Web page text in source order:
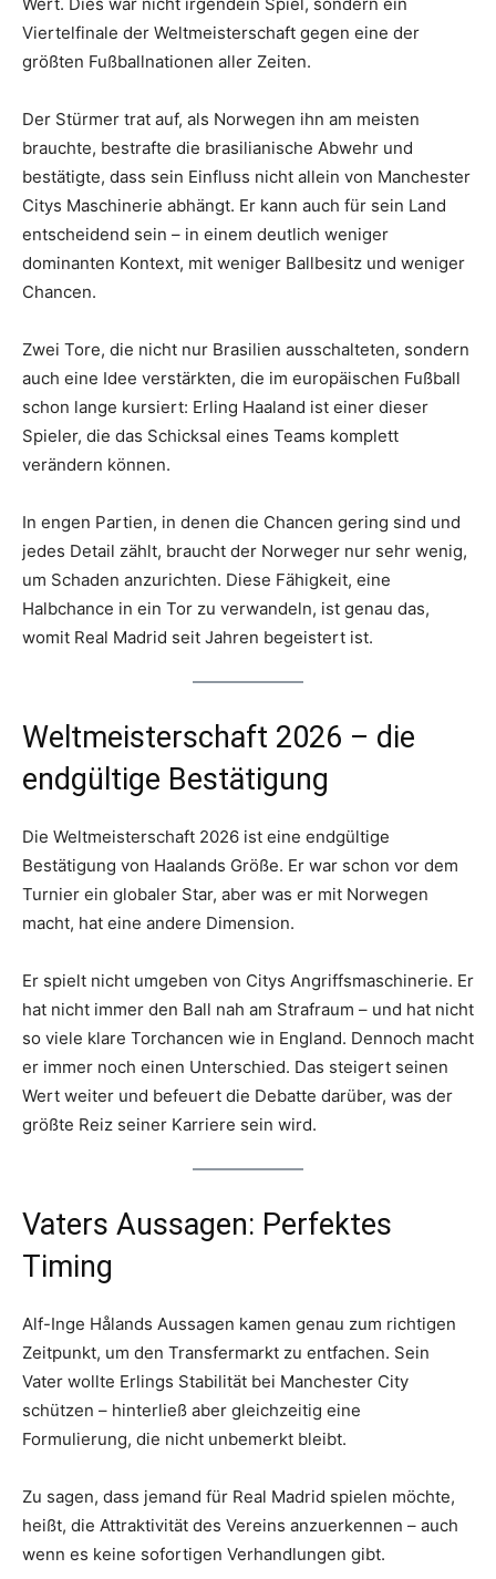
Viertelfinale der Weltmeisterschaft gegen eine der
größten Fußballnationen aller Zeiten.
Der Stürmer trat auf, als Norwegen ihn am meisten
brauchte, bestrafte die brasilianische Abwehr und
bestätigte, dass sein Einfluss nicht allein von Manchester
Citys Maschinerie abhängt. Er kann auch für sein Land
entscheidend sein – in einem deutlich weniger
dominanten Kontext, mit weniger Ballbesitz und weniger
Chancen.
Zwei Tore, die nicht nur Brasilien ausschalteten, sondern
auch eine Idee verstärkten, die im europäischen Fußball
schon lange kursiert: Erling Haaland ist einer dieser
Spieler, die das Schicksal eines Teams komplett
verändern können.
In engen Partien, in denen die Chancen gering sind und
jedes Detail zählt, braucht der Norweger nur sehr wenig,
um Schaden anzurichten. Diese Fähigkeit, eine
Halbchance in ein Tor zu verwandeln, ist genau das,
womit Real Madrid seit Jahren begeistert ist.
Weltmeisterschaft 2026 – die
endgültige Bestätigung
Die Weltmeisterschaft 2026 ist eine endgültige
Bestätigung von Haalands Größe. Er war schon vor dem
Turnier ein globaler Star, aber was er mit Norwegen
macht, hat eine andere Dimension.
Er spielt nicht umgeben von Citys Angriffsmaschinerie. Er
hat nicht immer den Ball nah am Strafraum – und hat nicht
so viele klare Torchancen wie in England. Dennoch macht
er immer noch einen Unterschied. Das steigert seinen
Wert weiter und befeuert die Debatte darüber, was der
größte Reiz seiner Karriere sein wird.
Vaters Aussagen: Perfektes
Timing
Alf-Inge Hålands Aussagen kamen genau zum richtigen
Zeitpunkt, um den Transfermarkt zu entfachen. Sein
Vater wollte Erlings Stabilität bei Manchester City
schützen – hinterließ aber gleichzeitig eine
Formulierung, die nicht unbemerkt bleibt.
Zu sagen, dass jemand für Real Madrid spielen möchte,
heißt, die Attraktivität des Vereins anzuerkennen – auch
wenn es keine sofortigen Verhandlungen gibt.